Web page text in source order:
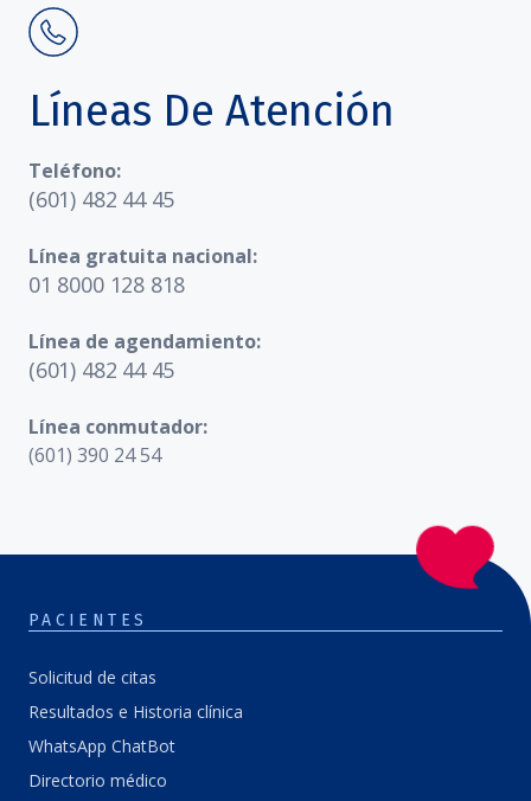
Líneas De Atención
Teléfono:
(601) 482 44 45
Línea gratuita nacional:
01 8000 128 818
Línea de agendamiento:
(601) 482 44 45
Línea conmutador:
(601) 390 24 54
PACIENTES
Solicitud de citas
Resultados e Historia clínica
WhatsApp ChatBot
Directorio médico